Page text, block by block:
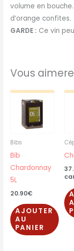
volume en
d’orange confites.
GARDE : Ce vin
Vous
Bibs
Bib
Chardonnay
5L
20.90€
AJOUTER
AU
PANIER